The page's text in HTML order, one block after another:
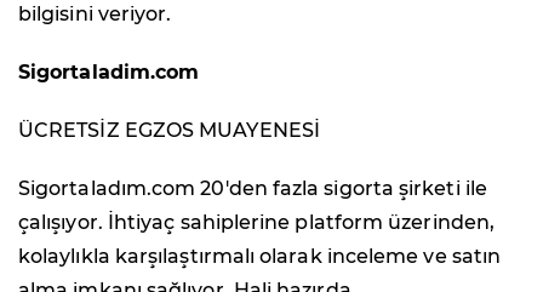
bilgisini veriyor.
Sigortaladim.com
ÜCRETSİZ EGZOS MUAYENESİ
Sigortaladım.com 20'den fazla sigorta şirketi ile
çalışıyor. İhtiyaç sahiplerine platform üzerinden,
kolaylıkla karşılaştırmalı olarak inceleme ve satın